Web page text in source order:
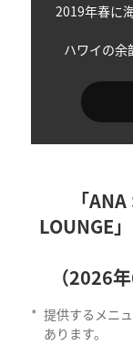
2019年春に
ハワイの余
「
LOUNGE
（2026
* 提供するメニ
あります。